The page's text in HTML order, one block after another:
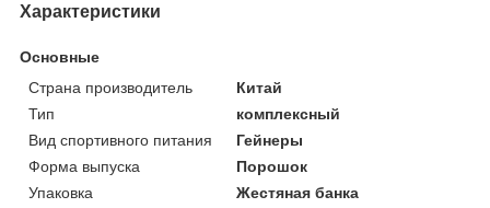
Характеристики
Основные
Страна производитель
Китай
Тип
комплексный
Вид спортивного питания
Гейнеры
Форма выпуска
Порошок
Упаковка
Жестяная банка